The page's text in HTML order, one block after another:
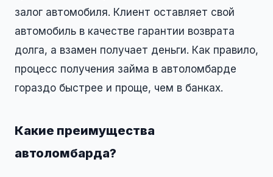
залог автомобиля. Клиент оставляет свой
автомобиль в качестве гарантии возврата
долга, а взамен получает деньги. Как правило,
процесс получения займа в автоломбарде
гораздо быстрее и проще, чем в банках.
Какие преимущества
автоломбарда?